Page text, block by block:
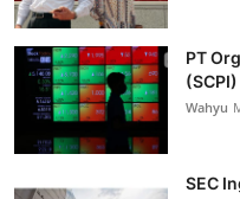
PT
Wahyu
SEC